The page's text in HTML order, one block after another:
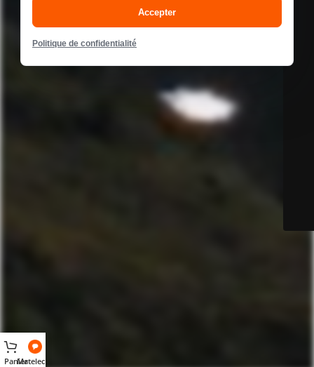
PanierMatelec AI
Accepter
Politique de confidentialité